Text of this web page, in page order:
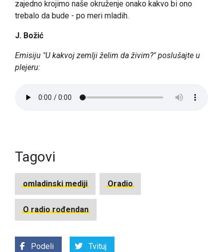
zajedno krojimo naše okruženje onako kakvo bi ono
trebalo da bude - po meri mladih.
J. Božić
Emisiju "U kakvoj zemlji želim da živim?" poslušajte u
plejeru:
Tagovi
omladinski mediji Oradio
O radio rođendan
Podeli Tvituj